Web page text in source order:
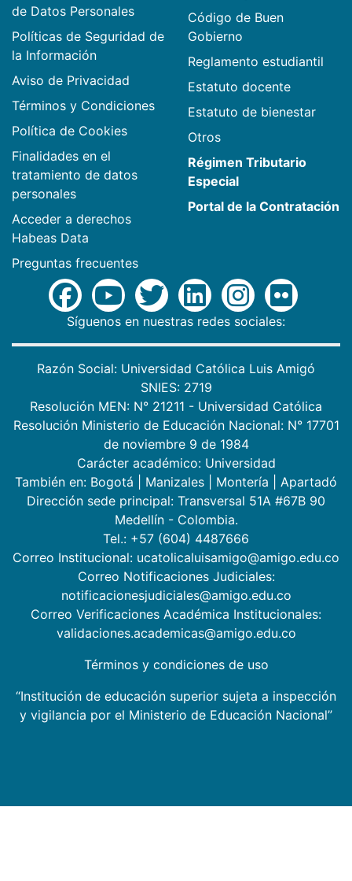
de Datos Personales
Políticas de Seguridad de
la Información
Aviso de Privacidad
Términos y Condiciones
Política de Cookies
Finalidades en el
tratamiento de datos
personales
Acceder a derechos
Habeas Data
Preguntas frecuentes
Código de Buen
Gobierno
Reglamento estudiantil
Estatuto docente
Estatuto de bienestar
Otros
Régimen Tributario
Especial
Portal de la Contratación
Síguenos en nuestras redes sociales:
Razón Social: Universidad Católica Luis Amigó
SNIES: 2719
Resolución MEN: N° 21211 - Universidad Católica
Resolución Ministerio de Educación Nacional: N° 17701
de noviembre 9 de 1984
Carácter académico: Universidad
También en: Bogotá Manizales Montería
Apartadó
Dirección sede principal: Transversal 51A #67B 90
Medellín - Colombia.
Tel.: +57 (604) 4487666
Correo Institucional: ucatolicaluisamigo@amigo.edu.co
Correo Notificaciones Judiciales:
notificacionesjudiciales@amigo.edu.co
Correo Verificaciones Académica Institucionales:
validaciones.academicas@amigo.edu.co
Términos y condiciones de uso
“Institución de educación superior sujeta a inspección
y vigilancia por el Ministerio de Educación Nacional”